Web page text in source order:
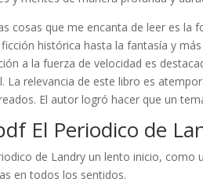
cosas que me encanta de leer es
histórica hasta la fantasía y
a la fuerza de velocidad es
La relevancia de este libro es
El autor logró hacer que un
El Periodico de
de Landry un lento inicio,
en todos los sentidos.